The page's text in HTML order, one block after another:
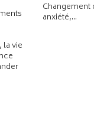
la vie
Changement
anxiété,...